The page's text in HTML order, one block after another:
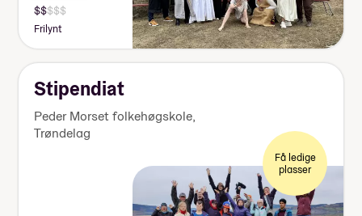
Pris:
125
000-
140
000
kr
Frilynt
Stipendiat
Peder Morset folkehøgskole,
Trøndelag
Få ledige
plasser